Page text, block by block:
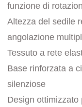
funzione di
Altezza del sedile
angolazione
Tessuto a rete
Base rinforzata a
silenziose
Design